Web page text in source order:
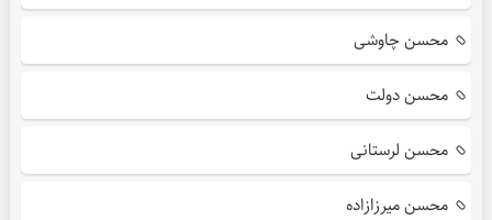
محسن چاوشی
محسن دولت
محسن لرستانی
محسن میرزازاده